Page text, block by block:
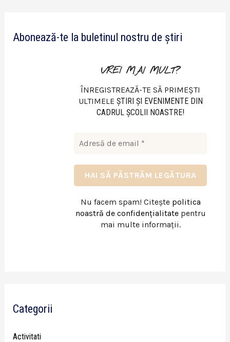
o
Abonează-te la buletinul nostru de știri
VREI MAI MULT?
ÎNREGISTREAZĂ-TE SĂ PRIMEȘTI
ULTIMELE ŞTIRI ŞI EVENIMENTE DIN
CADRUL ŞCOLII NOASTRE!
Nu facem spam! Citește politica
noastră de confidențialitatepentru
mai multe informații.
Categorii
Activitati